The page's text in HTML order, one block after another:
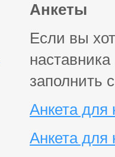
Анкеты
Если вы
заполнить
Анкета для
Анкета для